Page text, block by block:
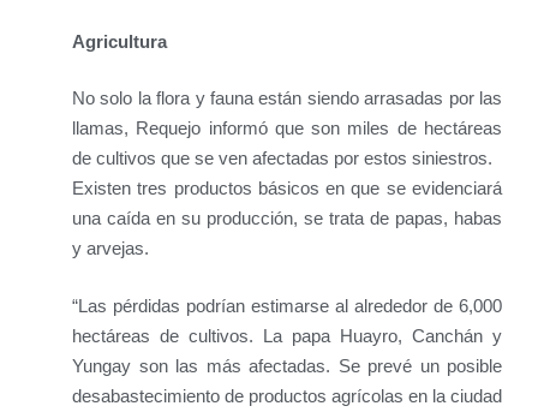
Agricultura
No solo la flora y fauna están siendo arrasadas por las
llamas, Requejo informó que son miles de hectáreas
de cultivos que se ven afectadas por estos siniestros.
Existen tres productos básicos en que se evidenciará
una caída en su producción, se trata de papas, habas
y arvejas.
“Las pérdidas podrían estimarse al alrededor de 6,000
hectáreas de cultivos. La papa Huayro, Canchán y
Yungay son las más afectadas. Se prevé un posible
desabastecimiento de productos agrícolas en la ciudad